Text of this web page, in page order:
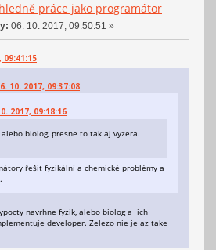
práce jako programátor
06. 10. 2017, 09:50:51 »
10. 2017, 09:37:08
2017, 09:18:16
alebo biolog, presne to tak aj vyzera.
řešit fyzikální a chemické problémy a
navrhne fyzik, alebo biolog a ich
developer. Zelezo nie je az take